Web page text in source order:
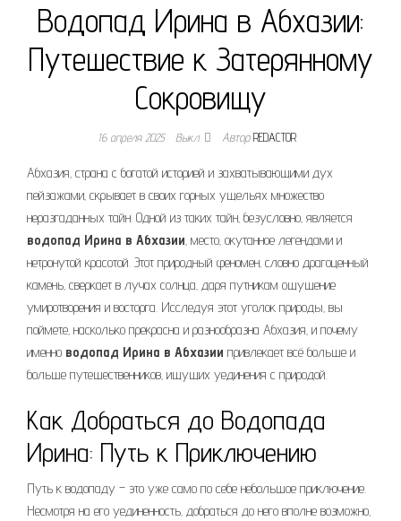
Водопад Ирина в Абхазии:
Путешествие к Затерянному
Сокровищу
16 апреля 2025 Выкл. АвторREDACTOR
Абхазия‚ страна с богатой историей и захватывающими дух
пейзажами‚ скрывает в своих горных ущельях множество
неразгаданных тайн. Одной из таких тайн‚ безусловно‚ является
водопад Ирина в Абхазии‚ место‚ окутанное легендами и
нетронутой красотой. Этот природный феномен‚ словно драгоценный
камень‚ сверкает в лучах солнца‚ даря путникам ощущение
умиротворения и восторга. Исследуя этот уголок природы‚ вы
поймете‚ насколько прекрасна и разнообразна Абхазия‚ и почему
именно водопад Ирина в Абхазии привлекает всё больше и
больше путешественников‚ ищущих уединения с природой.
Как Добраться до Водопада
Ирина: Путь к Приключению
Путь к водопаду – это уже само по себе небольшое приключение.
Несмотря на его уединенность‚ добраться до него вполне возможно‚